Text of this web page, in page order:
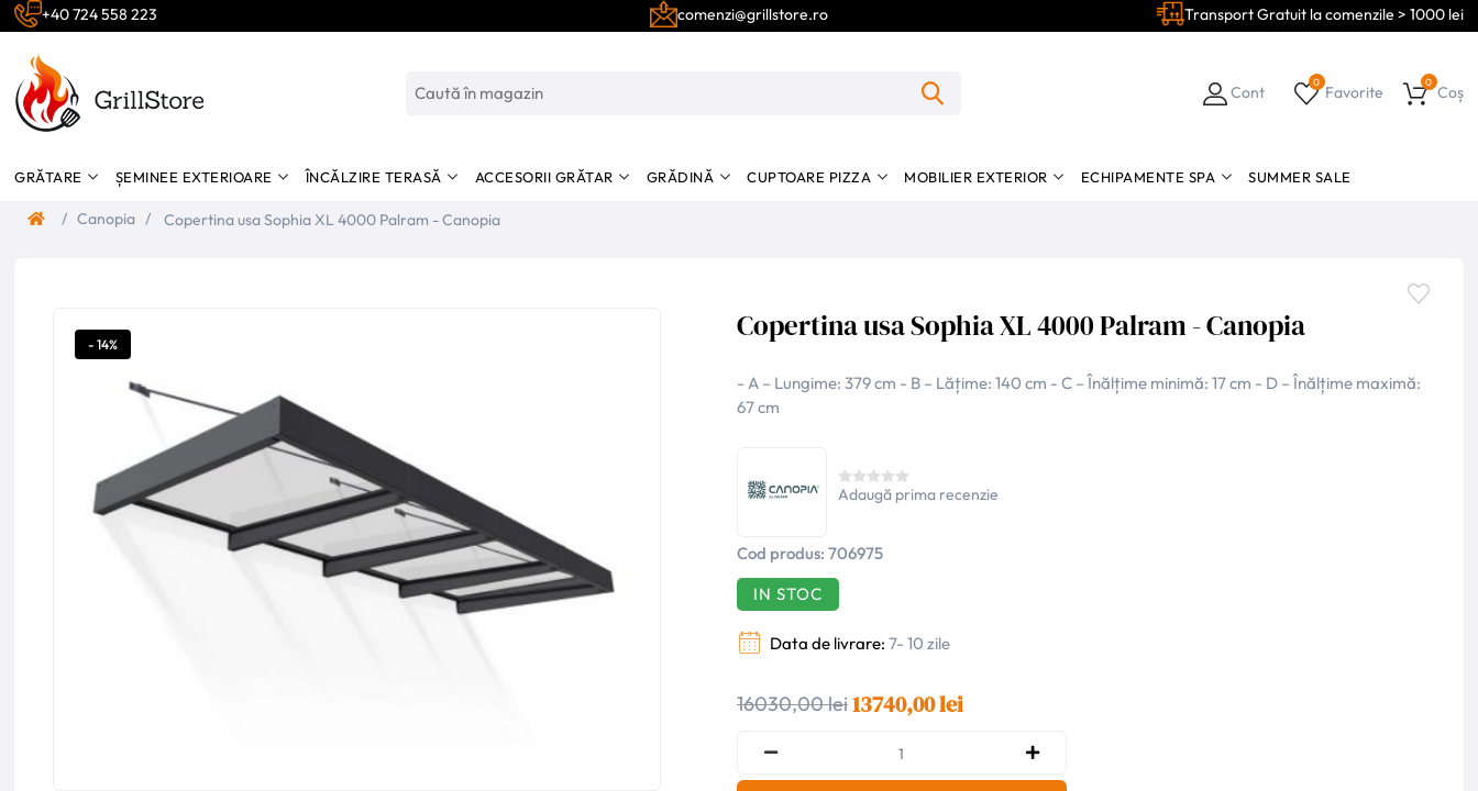
+40 724 558 223 comenzi@grillstore.ro Transport Gratuit la comenzile > 1000 lei
Cont Favorite
0
Coș
0
GRĂTARE ȘEMINEE EXTERIOARE ÎNCĂLZIRE TERASĂ ACCESORII GRĂTAR GRĂDINĂ CUPTOARE PIZZA MOBILIER EXTERIOR ECHIPAMENTE SPA SUMMER SALE
/ Canopia / Copertina usa Sophia XL 4000 Palram - Canopia
- 14%
Copertina usa Sophia XL 4000 Palram - Canopia
- A – Lungime: 379 cm - B – Lățime: 140 cm - C – Înălțime minimă: 17 cm - D – Înălțime maximă:
67 cm
Adaugă prima recenzie
Cod produs: 706975
IN STOC
Data de livrare: 7- 10 zile
16030,00 lei13740,00 lei